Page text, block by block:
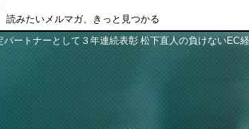
読みたいメルマガ、きっと見つかる
パートナーとして３年連続表彰 松下直人の負けないEC